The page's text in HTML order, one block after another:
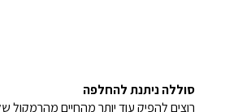
סוללה ניתנת להחלפה
רוצים להפיק עוד יותר מהחיים מהרמקול